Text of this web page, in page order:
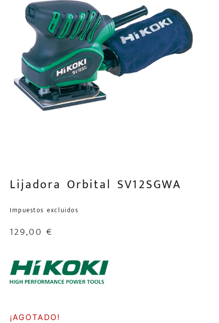
Lijadora Orbital SV12SGWA
Impuestos excluidos
129,00€
¡AGOTADO!